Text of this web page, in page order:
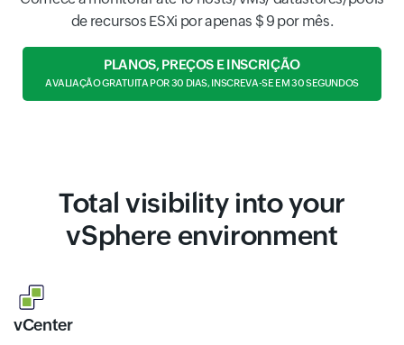
de recursos ESXi por apenas $ 9 por mês.
PLANOS, PREÇOS E INSCRIÇÃO
AVALIAÇÃO GRATUITA POR 30 DIAS, INSCREVA-SE EM 30 SEGUNDOS
Total visibility into your
vSphere environment
vCenter